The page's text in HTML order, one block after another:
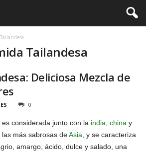
Tailandesa
Deliciosa Mezcla de
0
es considerada junto con la india china y
más sabrosas deAsia , y se caracteriza
amargo, ácido, dulce y salado, una